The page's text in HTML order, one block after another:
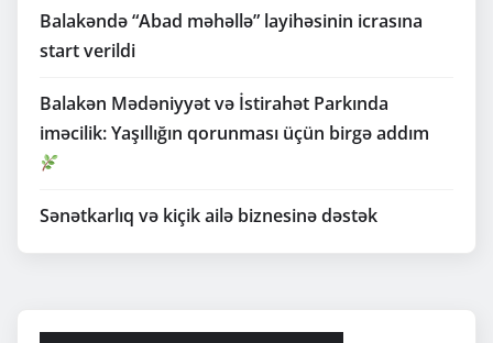
Balakəndə “Abad məhəllə” layihəsinin icrasına
start verildi
Balakən Mədəniyyət və İstirahət Parkında
iməcilik: Yaşıllığın qorunması üçün birgə addım
Sənətkarlıq və kiçik ailə biznesinə dəstək